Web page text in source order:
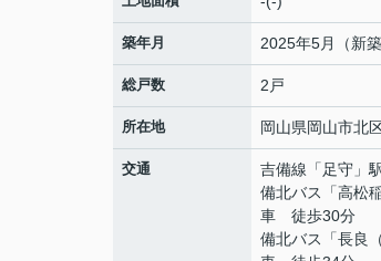
築年月 2025年5月（新築
総戸数 2戸
所在地 岡山県岡山市北
交通 吉備線 「足守 」
備北バス「高松
車 徒歩30分
備北バス「長良